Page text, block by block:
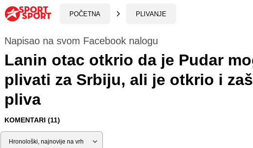
POČETNA PLIVANJE
Napisao na svom Facebook nalogu
Lanin otac otkrio da je Pudar
plivati za Srbiju, ali je otkrio i
pliva
KOMENTARI (11)
Sortiraj